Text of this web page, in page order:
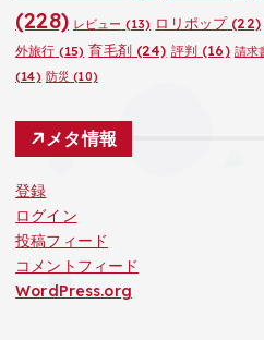
(228) レビュー (13) ロリポップ(22)
外旅行 (15) 育毛剤(24) 評判 (16) 請求
(14) 防災 (10)
メタ情報
登録
ログイン
投稿フィード
コメントフィード
WordPress.org